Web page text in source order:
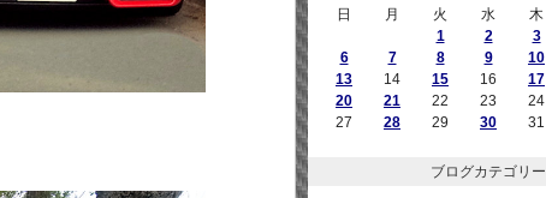
日 月 火 水 木
1
2 3
6
7 8 9 10
13
14 15 16 17
20
21 22 23 24
27
28 29 30 31
ブログカテゴリー